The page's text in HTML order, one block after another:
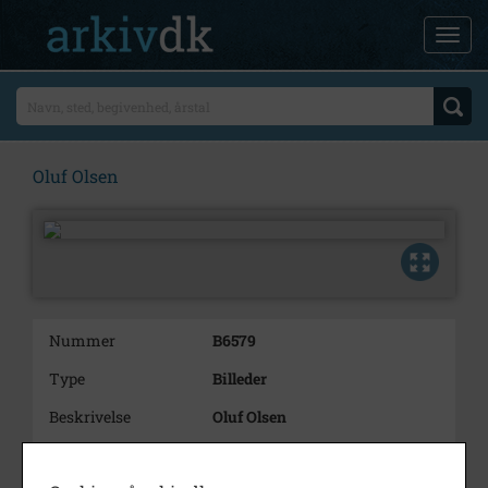
Oluf Olsen
Nummer
B6579
Type
Billeder
Beskrivelse
Oluf Olsen